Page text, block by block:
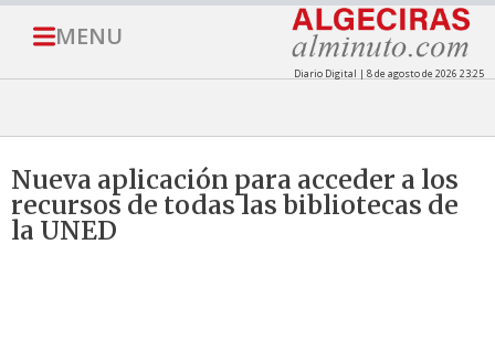
MENU
Diario Digital | 8 de agosto de 2026 23:25
Nueva aplicación para acceder a los
recursos de todas las bibliotecas de
la UNED